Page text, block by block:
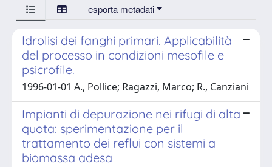
esporta metadati
Idrolisi dei fanghi primari. Applicabilità
del processo in condizioni mesofile e
psicrofile.
1996-01-01 A., Pollice; Ragazzi, Marco; R., Canziani
Impianti di depurazione nei rifugi di alta
quota: sperimentazione per il
trattamento dei reflui con sistemi a
biomassa adesa